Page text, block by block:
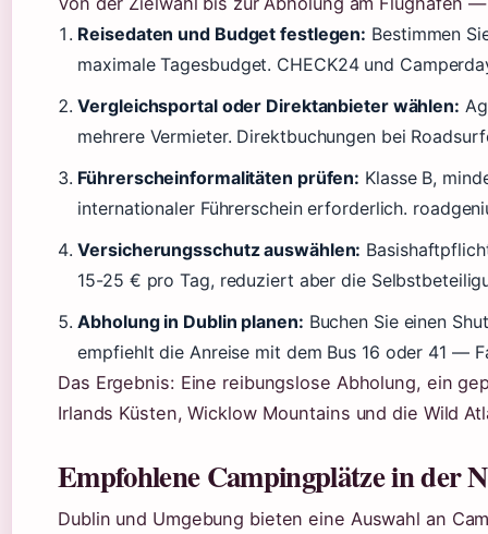
Reisedaten und Budget festlegen: Bestimmen
maximale Tagesbudget. CHECK24 und
Vergleichsportal oder Direktanbieter wählen:
mehrere Vermieter. Direktbuchungen bei
Führerscheinformalitäten prüfen: Klasse B,
internationaler Führerschein erforderlich.
Versicherungsschutz auswählen:
15-25 € pro Tag, reduziert aber die
Abholung in Dublin planen: Buchen Sie einen
empfiehlt die Anreise mit dem Bus 16 oder 41 —
Das Ergebnis: Eine reibungslose Abholung, ein
Irlands Küsten, Wicklow Mountains und die Wild
Empfohlene Campingplätze in der
Dublin und Umgebung bieten eine Auswahl an